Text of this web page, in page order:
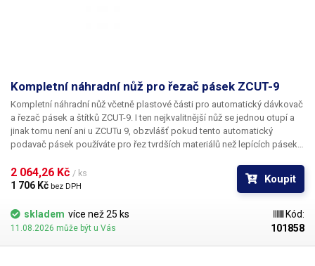
Kompletní náhradní nůž pro řezač pásek ZCUT-9
Kompletní náhradní nůž včetně plastové části pro automatický dávkovač
a řezač pásek a štítků ZCUT-9. I ten nejkvalitnější nůž se jednou otupí a
jinak tomu není ani u ZCUTu 9, obzvlášť pokud tento automatický
podavač pásek používáte pro řez tvrdších materiálů než lepících pásek.
uloženy v plastovém šasi a pro výměnu stačí pouze vsunout do řezačky.
Součástí náhradního dílu je také nástavec pro držení již ustřihnuté pásky,
potřebujete pouze břity bez plastového šasi, můžete je objednat zde.
2 064,26 Kč / ks
1 706 Kč bez DPH
Koupit
skladem více než 25 ks
11.08.2026 může být u Vás
Kód:
101858